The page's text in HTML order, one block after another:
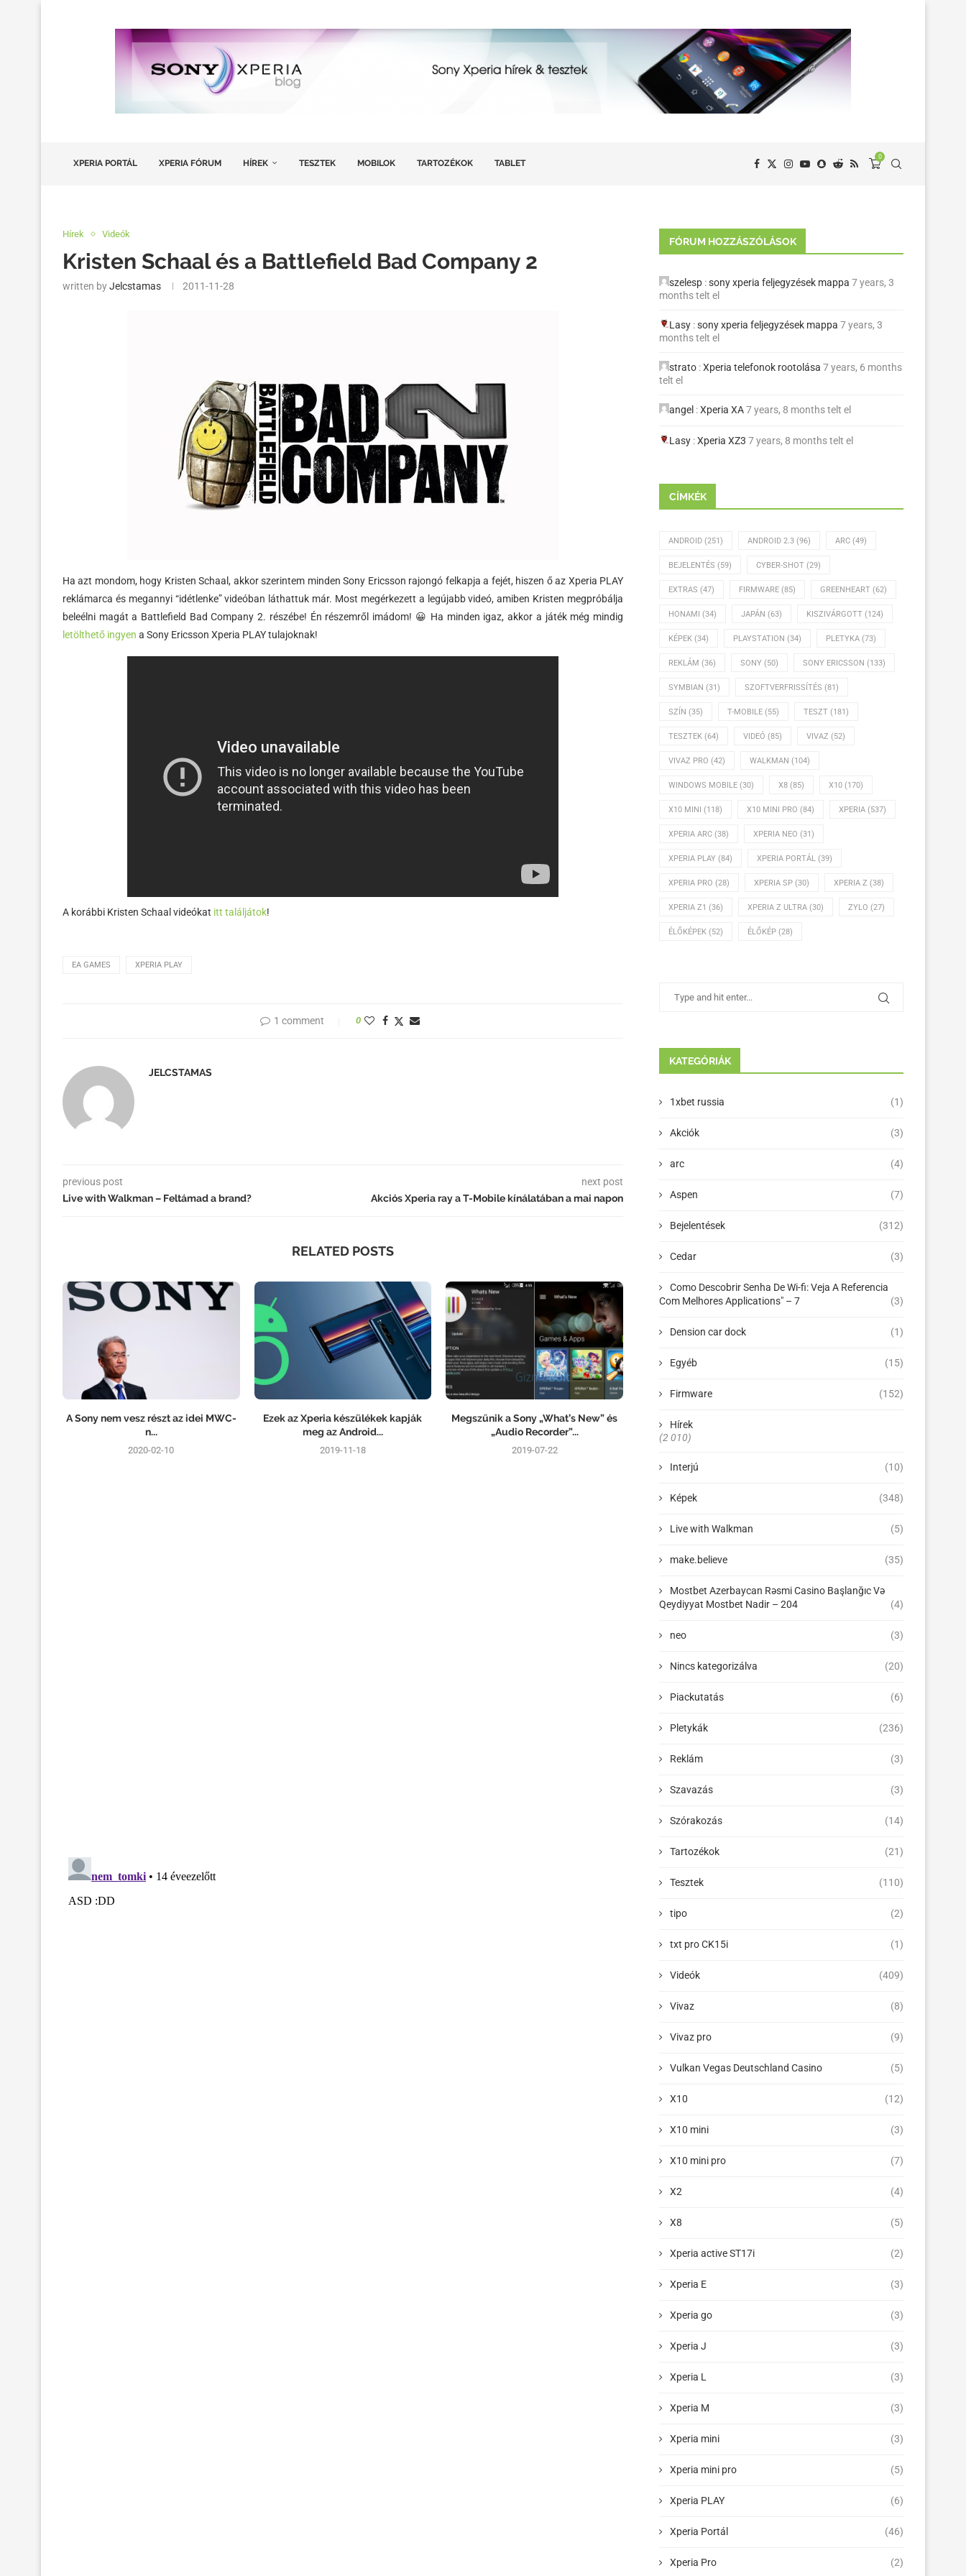
XPERIA PORTÁL XPERIA FÓRUM HÍREK TESZTEK MOBILOK TARTOZÉKOK TABLET
0
Hírek Videók
Kristen Schaal és a Battlefield Bad Company 2
written byJelcstamas 2011-11-28
Ha azt mondom, hogy Kristen Schaal, akkor szerintem minden Sony Ericsson rajongó felkapja a fejét, hiszen ő az Xperia PLAY
reklámarca és megannyi “idétlenke” videóban láthattuk már. Most megérkezett a legújabb videó, amiben Kristen megpróbálja
beleélni magát a Battlefield Bad Company 2. részébe! Én részemről imádom! 😀 Ha minden igaz, akkor a játék még mindig
letölthető ingyen a Sony Ericsson Xperia PLAY tulajoknak!
A korábbi Kristen Schaal videókat itt találjátok!
EA GAMES XPERIA PLAY
1 comment 0
JELCSTAMAS
previous post
Live with Walkman – Feltámad a brand?
next post
Akciós Xperia ray a T-Mobile kínálatában a mai napon
RELATED POSTS
A Sony nem vesz részt az idei MWC-
n...
2020-02-10
Ezek az Xperia készülékek kapják
meg az Android...
2019-11-18
Megszűnik a Sony „What’s New” és
„Audio Recorder”...
2019-07-22
FÓRUM HOZZÁSZÓLÁSOK
szelesp :sony xperia feljegyzések mappa 7 years, 3
months telt el
Lasy :sony xperia feljegyzések mappa 7 years, 3
months telt el
strato :Xperia telefonok rootolása 7 years, 6 months
telt el
angel :Xperia XA7 years, 8 months telt el
Lasy :Xperia XZ3 7 years, 8 months telt el
CÍMKÉK
ANDROID (251) ANDROID 2.3 (96) ARC (49)
BEJELENTÉS (59) CYBER-SHOT (29)
EXTRAS (47) FIRMWARE (85) GREENHEART (62)
HONAMI (34) JAPÁN (63) KISZIVÁRGOTT (124)
KÉPEK (34) PLAYSTATION (34) PLETYKA (73)
REKLÁM (36) SONY (50) SONY ERICSSON (133)
SYMBIAN (31) SZOFTVERFRISSÍTÉS (81)
SZÍN (35) T-MOBILE (55) TESZT (181)
TESZTEK (64) VIDEÓ (85) VIVAZ (52)
VIVAZ PRO (42) WALKMAN (104)
WINDOWS MOBILE (30) X8 (85) X10 (170)
X10 MINI (118) X10 MINI PRO (84) XPERIA (537)
XPERIA ARC (38) XPERIA NEO (31)
XPERIA PLAY (84) XPERIA PORTÁL (39)
XPERIA PRO (28) XPERIA SP (30) XPERIA Z (38)
XPERIA Z1 (36) XPERIA Z ULTRA (30) ZYLO (27)
ÉLŐKÉPEK (52) ÉLŐKÉP (28)
KATEGÓRIÁK
1xbet russia (1)
Akciók (3)
arc (4)
Aspen (7)
Bejelentések (312)
Cedar (3)
Como Descobrir Senha De Wi-fi: Veja A Referencia
Com Melhores Applications" – 7
(3)
Dension car dock (1)
Egyéb (15)
Firmware (152)
Hírek
(2 010)
Interjú (10)
Képek (348)
Live with Walkman (5)
make.believe (35)
Mostbet Azerbaycan Rəsmi Casino Başlanğıc Və
Qeydiyyat Mostbet Nadir – 204
(4)
neo (3)
Nincs kategorizálva (20)
Piackutatás (6)
Pletykák (236)
Reklám (3)
Szavazás (3)
Szórakozás (14)
Tartozékok (21)
Tesztek (110)
tipo (2)
txt pro CK15i (1)
Videók (409)
Vivaz (8)
Vivaz pro (9)
Vulkan Vegas Deutschland Casino (5)
X10 (12)
X10 mini (3)
X10 mini pro (7)
X2 (4)
X8 (5)
Xperia active ST17i (2)
Xperia E (3)
Xperia go (3)
Xperia J (3)
Xperia L (3)
Xperia M (3)
Xperia mini (3)
Xperia mini pro (5)
Xperia PLAY (6)
Xperia Portál (46)
Xperia Pro (2)